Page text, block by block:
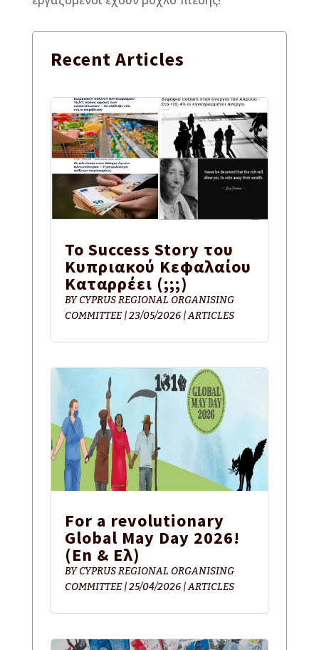
Recent Articles
Το Success Story του
Κυπριακού Κεφαλαίου
Καταρρέει (;;;)
BYCYPRUS REGIONAL ORGANISING
COMMITTEE|23/05/2026|ARTICLES
For a revolutionary
Global May Day 2026!
(En & Ελ)
BYCYPRUS REGIONAL ORGANISING
COMMITTEE|25/04/2026|ARTICLES